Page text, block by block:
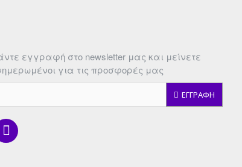
εγγραφή στο newsletter μας και μείνετε
για τις προσφορές μας
ΕΓΓΡΑΦΗ